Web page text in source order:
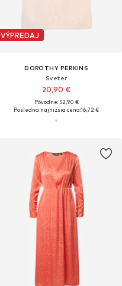
VÝPREDAJ
DOROTHY PERKINS
Sveter
20,90 €
Pôvodne: 52,90 €
Posledná najnižšia cena:16,72 €